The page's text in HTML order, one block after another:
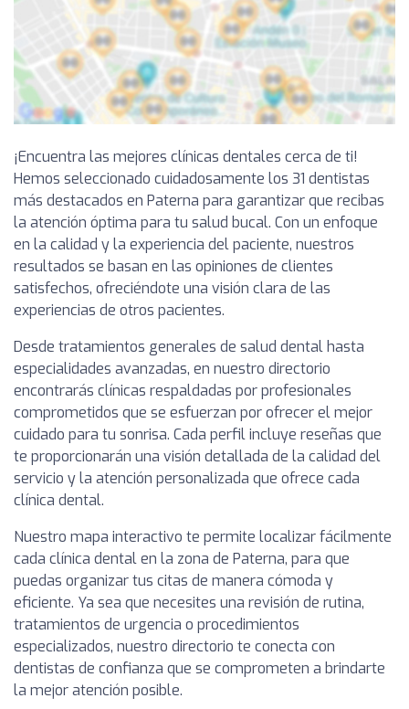
¡Encuentra las mejores clínicas dentales cerca de ti!
Hemos seleccionado cuidadosamente los 31 dentistas
más destacados en Paterna para garantizar que recibas
la atención óptima para tu salud bucal. Con un enfoque
en la calidad y la experiencia del paciente, nuestros
resultados se basan en las opiniones de clientes
satisfechos, ofreciéndote una visión clara de las
experiencias de otros pacientes.
Desde tratamientos generales de salud dental hasta
especialidades avanzadas, en nuestro directorio
encontrarás clínicas respaldadas por profesionales
comprometidos que se esfuerzan por ofrecer el mejor
cuidado para tu sonrisa. Cada perfil incluye reseñas que
te proporcionarán una visión detallada de la calidad del
servicio y la atención personalizada que ofrece cada
clínica dental.
Nuestro mapa interactivo te permite localizar fácilmente
cada clínica dental en la zona de Paterna, para que
puedas organizar tus citas de manera cómoda y
eficiente. Ya sea que necesites una revisión de rutina,
tratamientos de urgencia o procedimientos
especializados, nuestro directorio te conecta con
dentistas de confianza que se comprometen a brindarte
la mejor atención posible.